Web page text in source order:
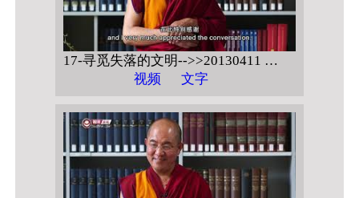
17-寻觅失落的文明-->>20130411 德国哥廷根马普研究所 【藏传佛教在中国的现代表述】
视频
文字